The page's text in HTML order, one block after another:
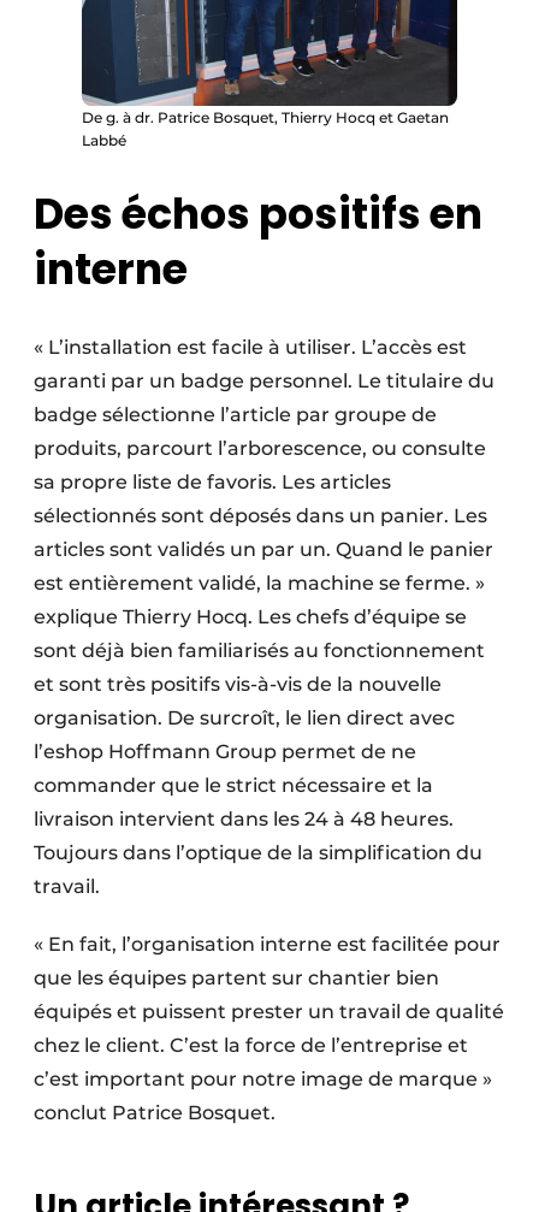
De g. à dr. Patrice Bosquet, Thierry Hocq et Gaetan
Labbé
Des échos positifs en
interne
« L’installation est facile à utiliser. L’accès est
garanti par un badge personnel. Le titulaire du
badge sélectionne l’article par groupe de
produits, parcourt l’arborescence, ou consulte
sa propre liste de favoris. Les articles
sélectionnés sont déposés dans un panier. Les
articles sont validés un par un. Quand le panier
est entièrement validé, la machine se ferme. »
explique Thierry Hocq. Les chefs d’équipe se
sont déjà bien familiarisés au fonctionnement
et sont très positifs vis-à-vis de la nouvelle
organisation. De surcroît, le lien direct avec
l’eshop Hoffmann Group permet de ne
commander que le strict nécessaire et la
livraison intervient dans les 24 à 48 heures.
Toujours dans l’optique de la simplification du
travail.
« En fait, l’organisation interne est facilitée pour
que les équipes partent sur chantier bien
équipés et puissent prester un travail de qualité
chez le client. C’est la force de l’entreprise et
c’est important pour notre image de marque »
conclut Patrice Bosquet.